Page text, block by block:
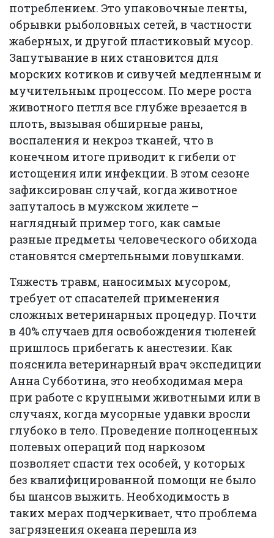
потреблением. Это упаковочные ленты,
обрывки рыболовных сетей, в частности
жаберных, и другой пластиковый мусор.
Запутывание в них становится для
морских котиков и сивучей медленным и
мучительным процессом. По мере роста
животного петля все глубже врезается в
плоть, вызывая обширные раны,
воспаления и некроз тканей, что в
конечном итоге приводит к гибели от
истощения или инфекции. В этом сезоне
зафиксирован случай, когда животное
запуталось в мужском жилете –
наглядный пример того, как самые
разные предметы человеческого обихода
становятся смертельными ловушками.
Тяжесть травм, наносимых мусором,
требует от спасателей применения
сложных ветеринарных процедур. Почти
в 40% случаев для освобождения тюленей
пришлось прибегать к анестезии. Как
пояснила ветеринарный врач экспедиции
Анна Субботина, это необходимая мера
при работе с крупными животными или в
случаях, когда мусорные удавки вросли
глубоко в тело. Проведение полноценных
полевых операций под наркозом
позволяет спасти тех особей, у которых
без квалифицированной помощи не было
бы шансов выжить. Необходимость в
таких мерах подчеркивает, что проблема
загрязнения океана перешла из